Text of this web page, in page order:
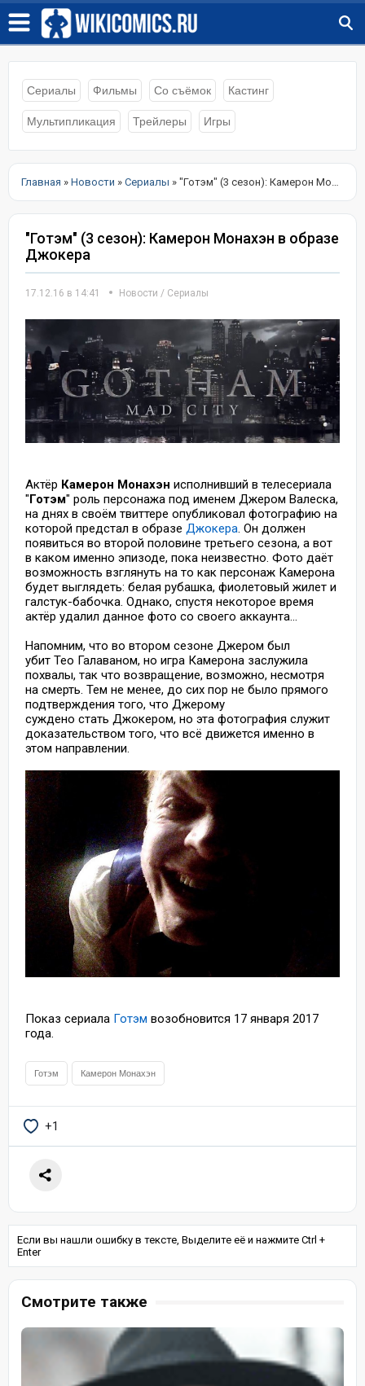
Сериалы Фильмы Со съёмок Кастинг
Мультипликация Трейлеры Игры
Главная » Новости » Сериалы » "Готэм" (3 сезон): Камерон Монахэн в образе Джокера
"Готэм" (3 сезон): Камерон Монахэн в образе
Джокера
17.12.16 в 14:41 Новости / Сериалы
Актёр Камерон Монахэн исполнивший в телесериала
"Готэм" роль персонажа под именем Джером Валеска,
на днях в своём твиттере опубликовал фотографию на
которой предстал в образе Джокера. Он должен
появиться во второй половине третьего сезона, а вот
в каком именно эпизоде, пока неизвестно. Фото даёт
возможность взглянуть на то как персонаж Камерона
будет выглядеть: белая рубашка, фиолетовый жилет и
галстук-бабочка. Однако, спустя некоторое время
актёр удалил данное фото со своего аккаунта...
Напомним, что во втором сезоне Джером был
убит Тео Галаваном, но игра Камерона заслужила
похвалы, так что возвращение, возможно, несмотря
на смерть. Тем не менее, до сих пор не было прямого
подтверждения того, что Джерому
суждено стать Джокером, но эта фотография служит
доказательством того, что всё движется именно в
этом направлении.
Показ сериала Готэм возобновится 17 января 2017
года.
Готэм Камерон Монахэн
+1
Если вы нашли ошибку в тексте, Выделите её и нажмите Ctrl +
Enter
Смотрите также